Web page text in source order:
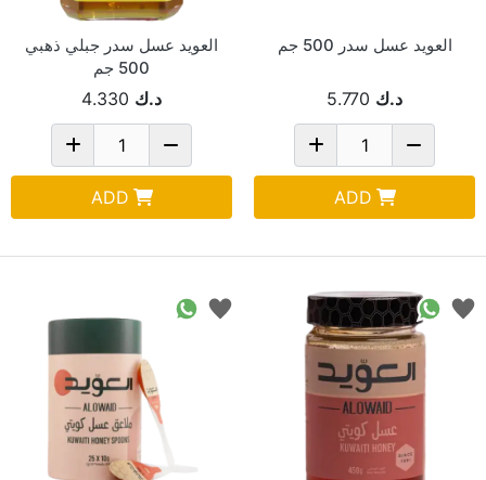
العويد عسل سدر 500 جم
د.ك 5.770
ADD
العويد عسل سدر جبلي ذهبي
500 جم
د.ك 4.330
ADD